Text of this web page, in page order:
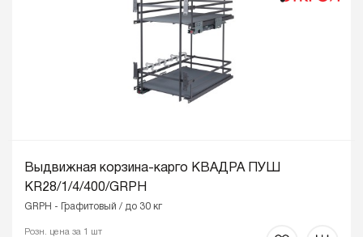
Выдвижная корзина-карго КВАДРА ПУШ
KR28/1/4/400/GRPH
GRPH - Графитовый / до 30 кг
Розн. цена за 1 шт